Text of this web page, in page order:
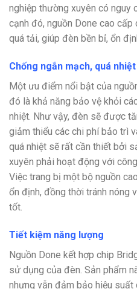
nghiệp thường xuyên có nguy
cạnh đó, nguồn Done cao
quá tải, giúp đèn bền bỉ, ổn
Chống ngắn mạch, quá nhiệt
Một ưu điểm nổi bật của
đó là khả năng bảo vệ khỏi
nhiệt. Như vậy, đèn sẽ được
giảm thiểu các chi phí bảo trì
quá nhiệt sẽ rất cần thiết bởi
xuyên phải hoạt động với
Việc trang bị một bộ nguồn
ổn định, đồng thời tránh nóng
tốt.
Tiết kiệm năng lượng
Nguồn Done kết hợp chip
sử dụng của đèn. Sản phẩm
nhưng vẫn đảm bảo hiệu suất